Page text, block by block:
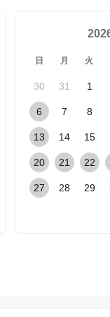
日 月 火
30 31 1
6 7 8
13 14 15
20 21 22
27 28 29